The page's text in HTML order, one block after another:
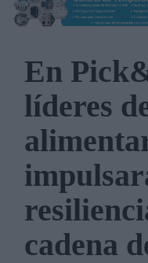
En
líderes
cadena